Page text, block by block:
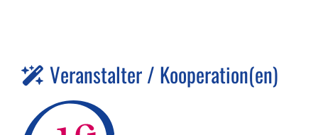
Veranstalter / Kooperation(en)